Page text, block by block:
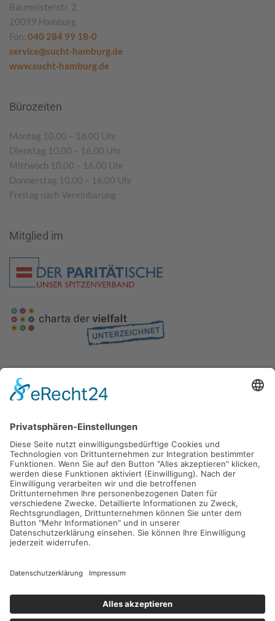
Baumeisterstr. 2
20099 Hamburg
Fon: 040 284 99 18-0
service@sucht-hamburg.de
www.sucht-hamburg.de
Bürozeiten
Montag 10.00 – 16.00 Uhr
Dienstag 10.00 – 16.00 Uhr
Mittwoch 10.00 – 16.00 Uhr
Donnerstag 10.00 – 16.00 Uhr
Freitag nach Vereinbarung
Mitglied im
Gefördert durch die
Freie und Hansestadt Hamburg
SUCHT.HAMBURG gGmbH